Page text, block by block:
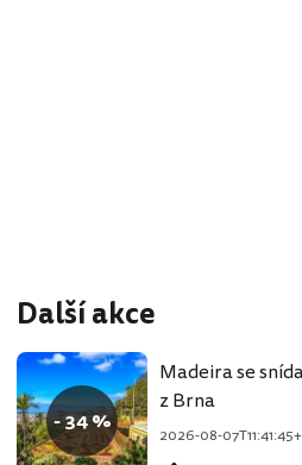
Další akce
- 34 %
Madeira se
z Brna
2026-08-